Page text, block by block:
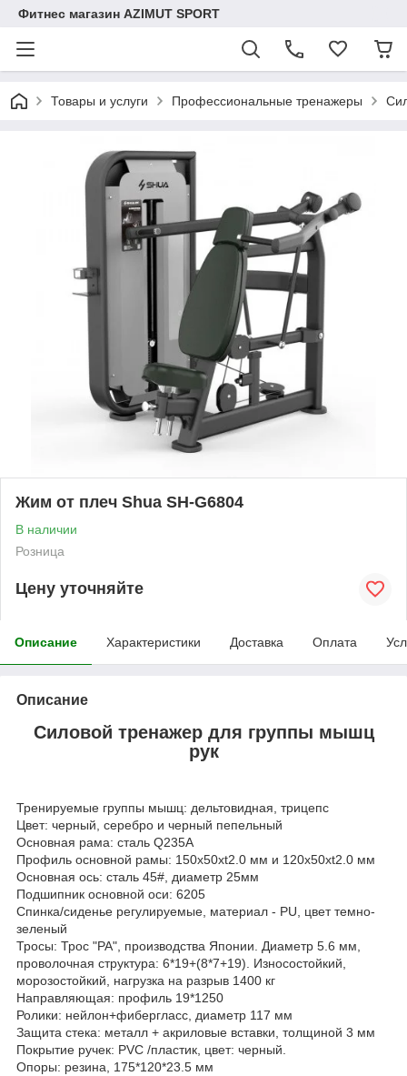
Фитнес магазин AZIMUT SPORT
Товары и услуги Профессиональные тренажеры
Жим от плеч Shua SH-G6804
В наличии
Розница
Цену уточняйте
Описание Характеристики Доставка Оплата
Описание
Силовой тренажер для группы мышц
рук
Тренируемые группы мышц: дельтовидная, трицепс
Цвет: черный, серебро и черный пепельный
Основная рама: сталь Q235A
Профиль основной рамы: 150х50хt2.0 мм и 120х50хt2.0 мм
Основная ось: сталь 45#, диаметр 25мм
Подшипник основной оси: 6205
Спинка/сиденье регулируемые, материал - PU, цвет темно-
зеленый
Тросы: Трос "PA", производства Японии. Диаметр 5.6 мм,
проволочная структура: 6*19+(8*7+19). Износостойкий,
морозостойкий, нагрузка на разрыв 1400 кг
Направляющая: профиль 19*1250
Ролики: нейлон+фибергласс, диаметр 117 мм
Защита стека: металл + акриловые вставки, толщиной 3 мм
Покрытие ручек: PVC /пластик, цвет: черный.
Опоры: резина, 175*120*23.5 мм